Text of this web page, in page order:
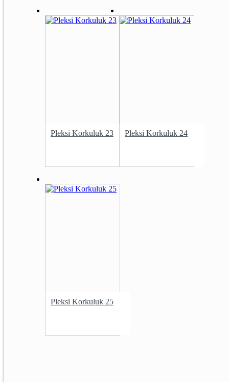
Pleksi Korkuluk 23 Pleksi Korkuluk 24
Pleksi Korkuluk 25